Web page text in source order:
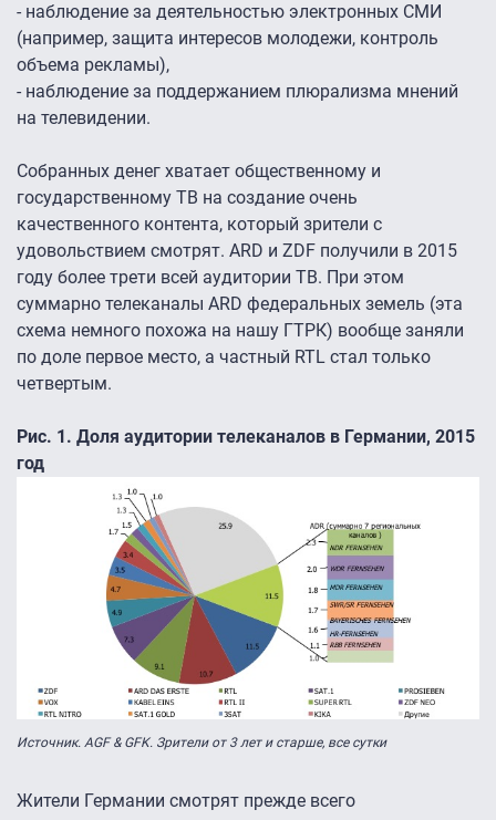
- наблюдение за деятельностью электронных СМИ
(например, защита интересов молодежи, контроль
объема рекламы),
- наблюдение за поддержанием плюрализма мнений
на телевидении.
Собранных денег хватает общественному и
государственному ТВ на создание очень
качественного контента, который зрители с
удовольствием смотрят. ARD и ZDF получили в 2015
году более трети всей аудитории ТВ. При этом
суммарно телеканалы ARD федеральных земель (эта
схема немного похожа на нашу ГТРК) вообще заняли
по доле первое место, а частный RTL стал только
четвертым.
Рис. 1. Доля аудитории телеканалов в Германии, 2015
год
Источник. AGF & GFK. Зрители от 3 лет и старше, все сутки
Жители Германии смотрят прежде всего